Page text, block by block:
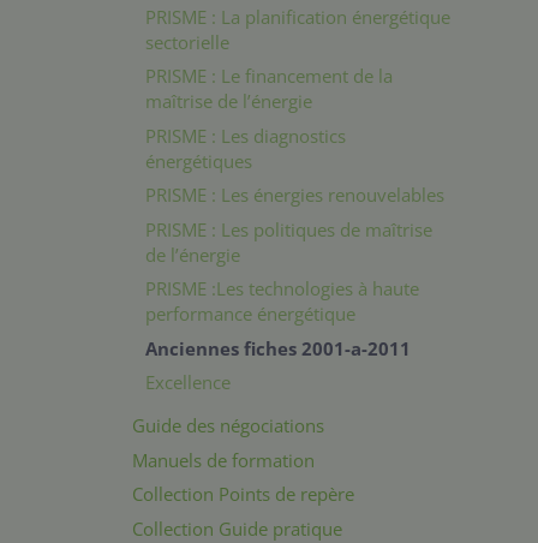
PRISME : La planification énergétique
sectorielle
PRISME : Le financement de la
maîtrise de l’énergie
PRISME : Les diagnostics
énergétiques
PRISME : Les énergies renouvelables
PRISME : Les politiques de maîtrise
de l’énergie
PRISME :Les technologies à haute
performance énergétique
Anciennes fiches 2001-a-2011
Excellence
Guide des négociations
Manuels de formation
Collection Points de repère
Collection Guide pratique